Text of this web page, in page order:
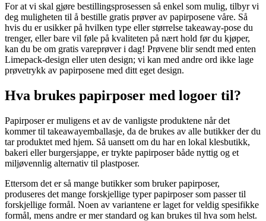
For at vi skal gjøre bestillingsprosessen så enkel som mulig, tilbyr vi
deg muligheten til å bestille gratis prøver av papirposene våre. Så
hvis du er usikker på hvilken type eller størrelse takeaway-pose du
trenger, eller bare vil føle på kvaliteten på nært hold før du kjøper,
kan du be om gratis vareprøver i dag! Prøvene blir sendt med enten
Limepack-design eller uten design; vi kan med andre ord ikke lage
prøvetrykk av papirposene med ditt eget design.
Hva brukes papirposer med logoer til?
Papirposer er muligens et av de vanligste produktene når det
kommer til takeawayemballasje, da de brukes av alle butikker der du
tar produktet med hjem. Så uansett om du har en lokal klesbutikk,
bakeri eller burgersjappe, er trykte papirposer både nyttig og et
miljøvennlig alternativ til plastposer.
Ettersom det er så mange butikker som bruker papirposer,
produseres det mange forskjellige typer papirposer som passer til
forskjellige formål. Noen av variantene er laget for veldig spesifikke
formål, mens andre er mer standard og kan brukes til hva som helst.